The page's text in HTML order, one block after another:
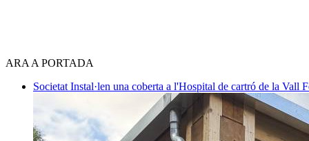
ARA A PORTADA
Societat Instal·len una coberta a l'Hospital de cartró de la Vall